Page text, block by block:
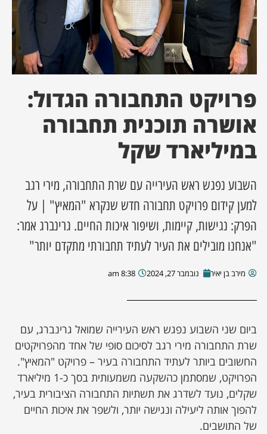
מסע מלחמה
השבוע
מקומית
עסקים
פרויקט התחבורה הגדול:
אושרה תוכנית תחבורה
במיליארד שקל
השבוע נפגש ראש העירייה עם שרת התחבורה, מירי רגב
למען קידום פרויקט תחבורה חדש שנקרא "המאיץ" | על
הפרק: נגישות, קיימות, ושיפור איכות החיים. גרינברג אמר:
"אנחנו מובילים את העיר לעתיד תחבורתי מתקדם יותר"
מירב בן יאיר נובמבר 27, 2024 8:38 am
ביום שני השבוע נפגש ראש העירייה שמואל גרינברג, עם
שרת התחבורה מירי רגב לסיכום סופי של אחד מהפרויקטים
החשובים ביותר לעתיד התחבורה בעיר – פרויקט "המאיץ".
הפרויקט, שמסתמן כהשקעה משמעותית בסך כ-1 מיליארד
שקלים, נועד לשדרג את תשתיות התחבורה הציבורית בעיר,
להפוך אותה ליעילה ונגישה יותר, ולשפר את איכות החיים
של התושבים.